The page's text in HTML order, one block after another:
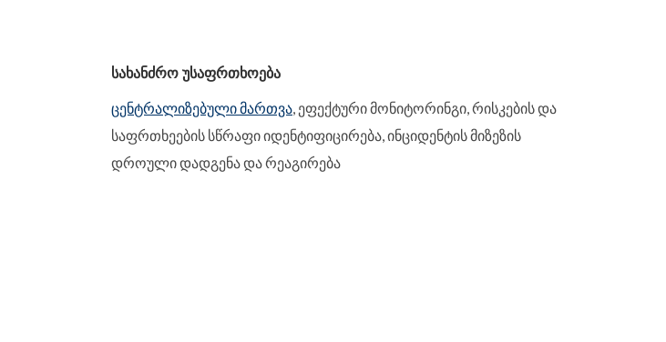
ᲡᲐᲮᲐᲜᲫᲠᲝ ᲣᲡᲐᲤᲠᲗᲮᲝᲔᲑᲐ
ცენტრალიზებული მართვა, ეფექტური მონიტორინგი, რისკების და
საფრთხეების სწრაფი იდენტიფიცირება, ინციდენტის მიზეზის
დროული დადგენა და რეაგირება